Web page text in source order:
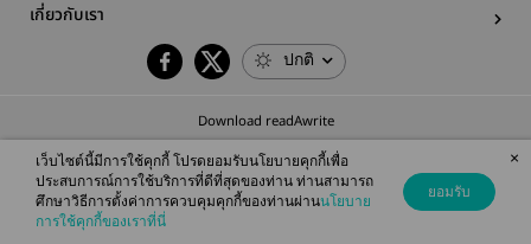
เกี่ยวกับเรา
ปกติ
Download readAwrite
© 2026 readAwrite.com by MEB Corporation Public Company Limited
This site is protected by reCAPTCHA and the Google
เว็บไซต์นี้มีการใช้คุกกี้ โปรดยอมรับนโยบายคุกกี้เพื่อ
ประสบการณ์การใช้บริการที่ดีที่สุดของท่าน ท่านสามารถ
ศึกษาวิธีการตั้งค่าการควบคุมคุกกี้ของท่านผ่านนโยบาย
การใช้คุกกี้ของเราที่นี่
ยอมรับ
×